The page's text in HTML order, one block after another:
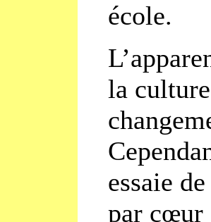
école.
la
essaie
par cœur